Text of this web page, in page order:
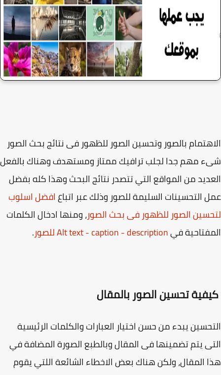
بالصور وتحسين الصور للظهور فى نتائج بحث الصور
مهم جدا لجلب ترافيك ممتاز ومستهدف وهناك بالفعل
من المواقع التي تتصدر نتائج البحث وهذا كله بفضل
التحسينات السليمة للصور وذلك عبر اتباعافضل اسلوب
الصور للظهور فى بحث الصور، ومنها ادخال الكلمات
فيAlt text - caption - description للصور .
تحسين الصور بالمقال
يبدء من حسن اختيار العبارات والكلمات الرئيسية
يتم تضمينها فى المقال وبالطبع الصورة المضافة في
المقال، ولكن هناك بعض الاخطاء الشائعة اللتي يقوم